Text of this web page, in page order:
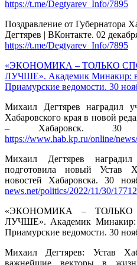
https://t.me/Degtyarev_Info/7895
Поздравление от Губернатора
Дегтярев | ВКонтакте. 02
https://t.me/Degtyarev_Info/7895
«ЭКОНОМИКА – ТОЛЬКО
ЛУЧШЕ». Академик Минакир:
Приамурские ведомости. 30
Михаил Дегтярев наградил
Хабаровского края в новой
– Хабаровск.
https://www.hab.kp.ru/online/
Михаил Дегтярев
подготовила новый Устав
новостей Хабаровска. 30
news.net/politics/2022/11/30/
«ЭКОНОМИКА –
ЛУЧШЕ». Академик Минакир:
Приамурские ведомости. 30
Михаил Дегтярев: Устав
важнейшие векторы в